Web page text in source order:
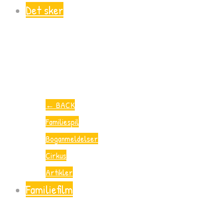
Det sker
← BACK
Familiespil
Boganmeldelser
Cirkus
Artikler
Familiefilm